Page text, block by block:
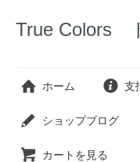
True Colors
ホーム 支
ショップブログ
カートを見る